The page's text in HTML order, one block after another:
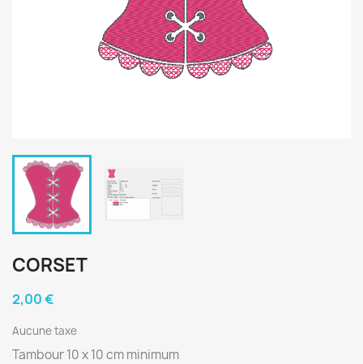
CORSET
2,00 €
Aucune taxe
Tambour 10 x 10 cm minimum